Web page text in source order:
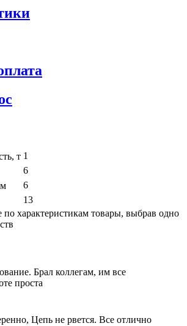
т 1
6
6
13
характеристикам товары, выбрав одно
Брал коллегам, им все
проста
Цепь не рвется. Все отлично